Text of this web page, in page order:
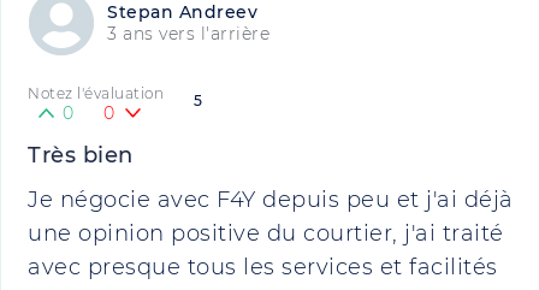
Stepan Andreev
3 ans vers l'arrière
5
Notez l'évaluation
0 0
Très bien
Je négocie avec F4Y depuis peu et j'ai déjà
une opinion positive du courtier, j'ai traité
avec presque tous les services et facilités